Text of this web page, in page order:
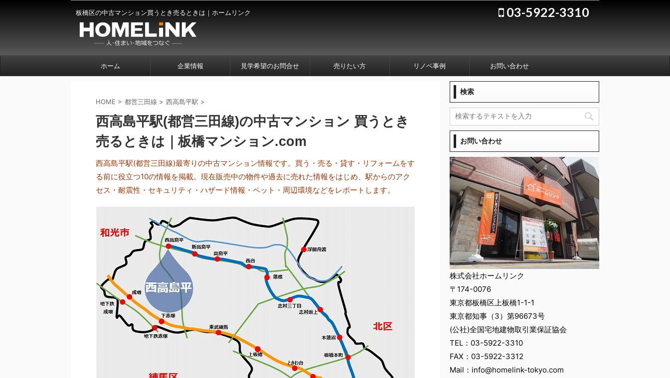
板橋区の中古マンション買うとき売るときは｜ホームリンク 03-5922-3310
ホーム 企業情報 見学希望のお問合せ 売りたい方 リノベ事例 お問い合わせ
HOME > 都営三田線 > 西高島平駅 >
西高島平駅(都営三田線)の中古マンション 買うとき
売るときは｜板橋マンション.com
西高島平駅(都営三田線)最寄りの中古マンション情報です。買う・売る・貸す・リフォームをす
る前に役立つ10の情報を掲載。現在販売中の物件や過去に売れた情報をはじめ、駅からのアク
セス・耐震性・セキュリティ・ハザード情報・ペット・周辺環境などをレポートします。
検索
お問い合わせ
株式会社ホームリンク
〒174-0076
東京都板橋区上板橋1-1-1
東京都知事（3）第96673号
(公社)全国宅地建物取引業保証協会
TEL：03-5922-3310
FAX：03-5922-3312
Mail：info@homelink-tokyo.com